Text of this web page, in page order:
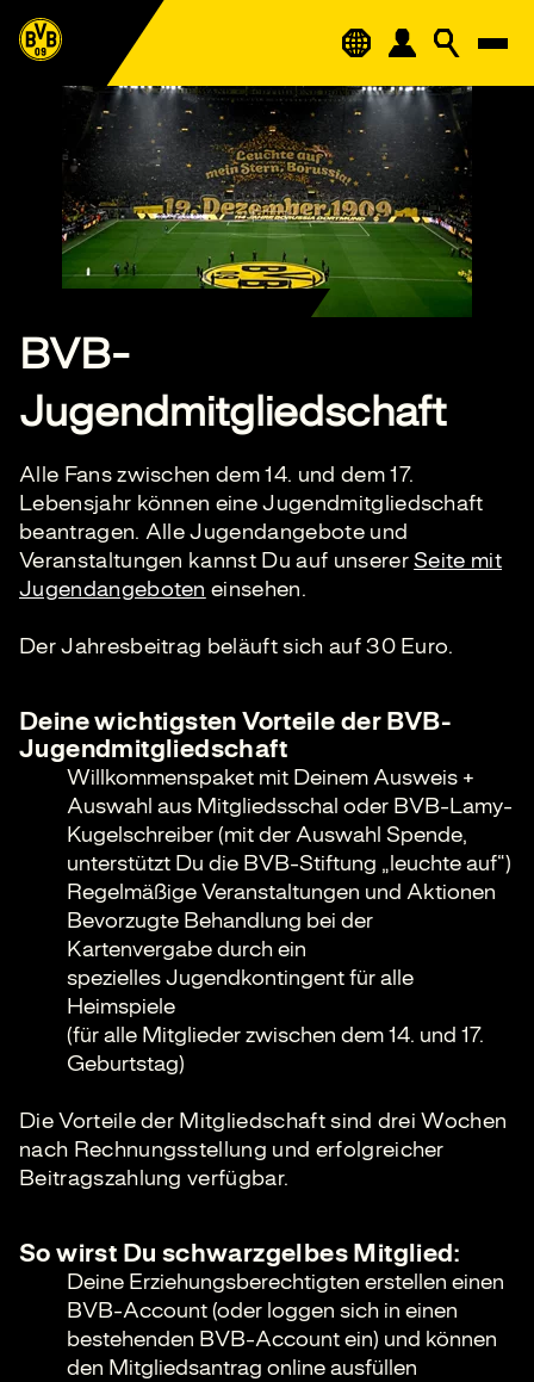
BVB-
Jugendmitgliedschaft
Alle Fans zwischen dem 14. und dem 17.
Lebensjahr können eine Jugendmitgliedschaft
beantragen. Alle Jugendangebote und
Veranstaltungen kannst Du auf unsererSeite mit
Jugendangeboten einsehen.
Der Jahresbeitrag beläuft sich auf 30 Euro.
Deine wichtigsten Vorteile der BVB-
Jugendmitgliedschaft
Willkommenspaket mit Deinem Ausweis +
Auswahl aus Mitgliedsschal oder BVB-Lamy-
Kugelschreiber (mit der Auswahl Spende,
unterstützt Du die BVB-Stiftung „leuchte auf“)
Regelmäßige Veranstaltungen und Aktionen
Bevorzugte Behandlung bei der
Kartenvergabe durch ein
spezielles Jugendkontingent für alle
Heimspiele
(für alle Mitglieder zwischen dem 14. und 17.
Geburtstag)
Die Vorteile der Mitgliedschaft sind drei Wochen
nach Rechnungsstellung und erfolgreicher
Beitragszahlung verfügbar.
So wirst Du schwarzgelbes Mitglied:
Deine Erziehungsberechtigten erstellen einen
BVB-Account (oder loggen sich in einen
bestehenden BVB-Account ein) und können
den Mitgliedsantrag online ausfüllen